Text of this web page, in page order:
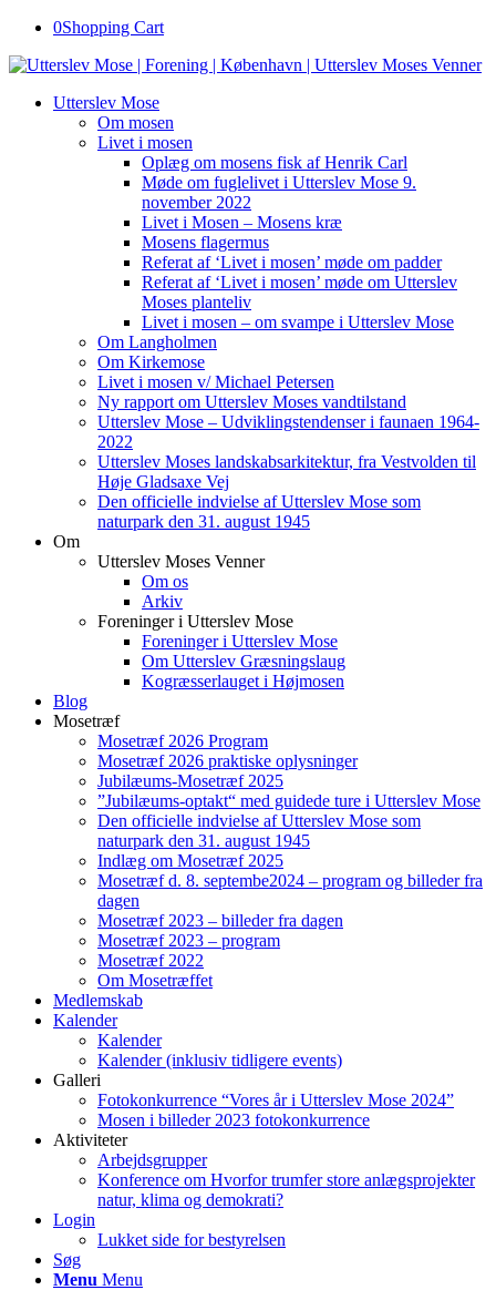
0Shopping Cart
Utterslev Mose
Om mosen
Livet i mosen
Oplæg om mosens fisk af Henrik Carl
Møde om fuglelivet i Utterslev Mose 9.
november 2022
Livet i Mosen – Mosens kræ
Mosens flagermus
Referat af ‘Livet i mosen’ møde om padder
Referat af ‘Livet i mosen’ møde om Utterslev
Moses planteliv
Livet i mosen – om svampe i Utterslev Mose
Om Langholmen
Om Kirkemose
Livet i mosen v/ Michael Petersen
Ny rapport om Utterslev Moses vandtilstand
Utterslev Mose – Udviklingstendenser i faunaen 1964-
2022
Utterslev Moses landskabsarkitektur, fra Vestvolden til
Høje Gladsaxe Vej
Den officielle indvielse af Utterslev Mose som
naturpark den 31. august 1945
Om
Utterslev Moses Venner
Om os
Arkiv
Foreninger i Utterslev Mose
Foreninger i Utterslev Mose
Om Utterslev Græsningslaug
Kogræsserlauget i Højmosen
Blog
Mosetræf
Mosetræf 2026 Program
Mosetræf 2026 praktiske oplysninger
Jubilæums-Mosetræf 2025
”Jubilæums-optakt“ med guidede ture i Utterslev Mose
Den officielle indvielse af Utterslev Mose som
naturpark den 31. august 1945
Indlæg om Mosetræf 2025
Mosetræf d. 8. septembe2024 – program og billeder fra
dagen
Mosetræf 2023 – billeder fra dagen
Mosetræf 2023 – program
Mosetræf 2022
Om Mosetræffet
Medlemskab
Kalender
Kalender
Kalender (inklusiv tidligere events)
Galleri
Fotokonkurrence “Vores år i Utterslev Mose 2024”
Mosen i billeder 2023 fotokonkurrence
Aktiviteter
Arbejdsgrupper
Konference om Hvorfor trumfer store anlægsprojekter
natur, klima og demokrati?
Login
Lukket side for bestyrelsen
Søg
Menu Menu